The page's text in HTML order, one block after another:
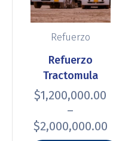
Refuerzo
Refuerzo
Tractomula
$1,200,000.00
–
$2,000,000.00